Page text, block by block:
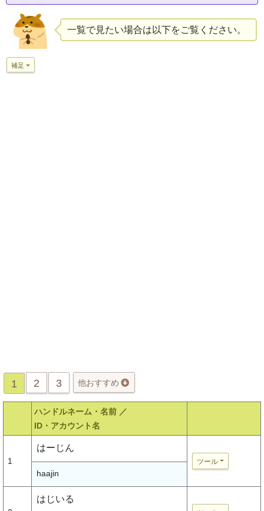
一覧で見たい場合は以下をご覧ください。
補足
1 2 3 他おすすめ
ハンドルネーム・名前 ／
ID・アカウント名
1
はーじん
ツール
haajin
はじいる